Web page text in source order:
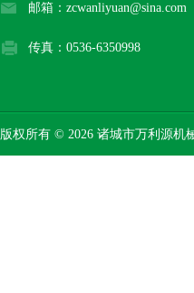
邮箱：zcwanliyuan@sina.com
传真：0536-6350998
版权所有 © 2026 诸城市万利源机